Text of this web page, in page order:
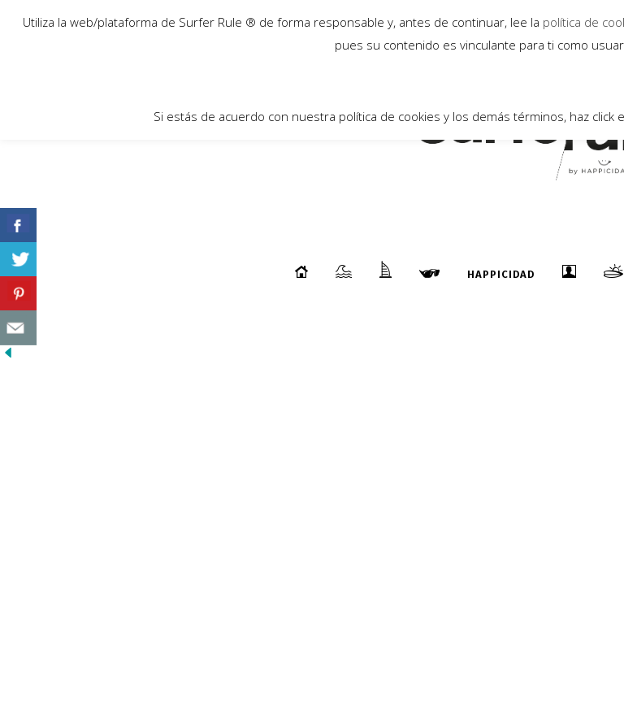
HAPPICIDAD
17
Utiliza la web/plataforma de Surfer Rule ® de forma responsable y, antes de continuar, lee la política de
pues su contenido es vinculante para ti como
Si estás de acuerdo con nuestra política de cookies y los demás términos, haz click